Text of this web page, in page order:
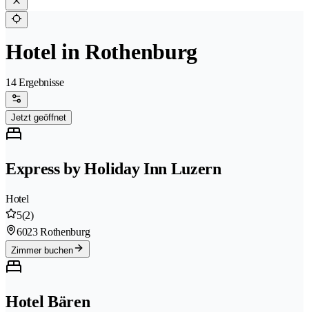
Hotel in Rothenburg
14 Ergebnisse
Jetzt geöffnet
Express by Holiday Inn Luzern
Hotel
5(2)
6023 Rothenburg
Zimmer buchen
Hotel Bären